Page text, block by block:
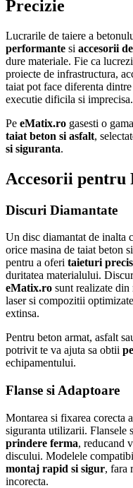
Precizie
Lucrarile de taiere a
performante si accesorii
dure materiale. Fie ca
proiecte de infrastructura,
taiat pot face diferenta
executie dificila si imprecisa.
Pe eMatix.ro gasesti o
taiat beton si asfalt,
si siguranta.
Accesorii pentru
Discuri Diamantate
Un disc diamantat de inalta
orice masina de taiat beton
pentru a oferi taieturi
duritatea materialului.
eMatix.ro sunt realizate din
laser si compozitii
extinsa.
Pentru beton armat, asfalt
potrivit te va ajuta sa obtii
echipamentului.
Flanse si Adaptoare
Montarea si fixarea corecta
siguranta utilizarii. Flansele
prindere ferma, reducand
discului. Modelele
montaj rapid si sigur, fara
incorecta.